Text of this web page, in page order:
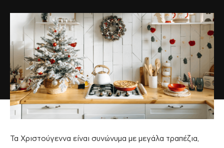
Τα Χριστούγεννα είναι συνώνυμα με μεγάλα τραπέζια,